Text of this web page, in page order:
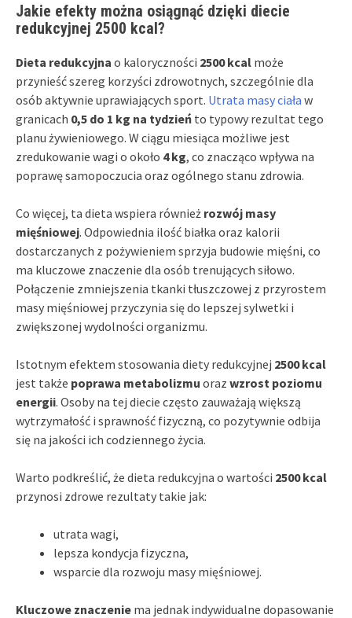
Jakie efekty można osiągnąć dzięki diecie
redukcyjnej 2500 kcal?
Dieta redukcyjna o kaloryczności 2500 kcal może
przynieść szereg korzyści zdrowotnych, szczególnie dla
osób aktywnie uprawiających sport. Utrata masy ciała w
granicach 0,5 do 1 kg na tydzień to typowy rezultat tego
planu żywieniowego. W ciągu miesiąca możliwe jest
zredukowanie wagi o około 4 kg, co znacząco wpływa na
poprawę samopoczucia oraz ogólnego stanu zdrowia.
Co więcej, ta dieta wspiera również rozwój masy
mięśniowej. Odpowiednia ilość białka oraz kalorii
dostarczanych z pożywieniem sprzyja budowie mięśni, co
ma kluczowe znaczenie dla osób trenujących siłowo.
Połączenie zmniejszenia tkanki tłuszczowej z przyrostem
masy mięśniowej przyczynia się do lepszej sylwetki i
zwiększonej wydolności organizmu.
Istotnym efektem stosowania diety redukcyjnej 2500 kcal
jest także poprawa metabolizmu oraz wzrost poziomu
energii. Osoby na tej diecie często zauważają większą
wytrzymałość i sprawność fizyczną, co pozytywnie odbija
się na jakości ich codziennego życia.
Warto podkreślić, że dieta redukcyjna o wartości 2500 kcal
przynosi zdrowe rezultaty takie jak:
utrata wagi,
lepsza kondycja fizyczna,
wsparcie dla rozwoju masy mięśniowej.
Kluczowe znaczenie ma jednak indywidualne dopasowanie